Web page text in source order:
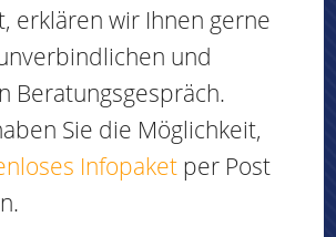
erklären wir Ihnen gerne
und
Beratungsgespräch.
Sie die Möglichkeit,
Infopaket per Post